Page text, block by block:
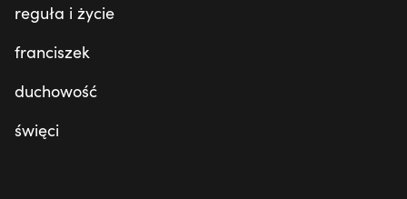
reguła i życie
franciszek
duchowość
święci